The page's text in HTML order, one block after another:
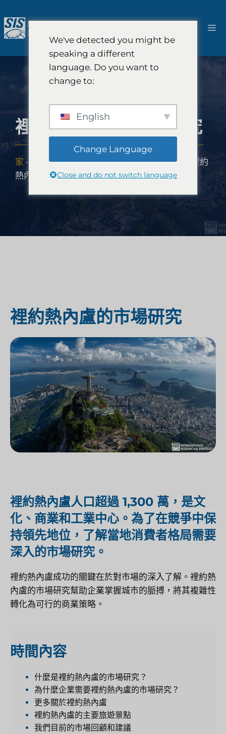
至
內
選
裡約熱內盧的市場研究
家 - 市場研究範圍-美洲-拉丁美洲市場研究
裡約
熱內盧的市場研究
裡約熱內盧的市場研究
裡約熱內盧人口超過 1,300 萬，是文
化、商業和工業中心。為了在競爭中保
持領先地位，了解當地消費者格局需要
深入的市場研究。
裡約熱內盧成功的關鍵在於對市場的深入了解。裡約熱
內盧的市場研究幫助企業掌握城市的脈搏，將其複雜性
轉化為可行的商業策略。
時間 內容
什麼是裡約熱內盧的市場研究？
為什麼企業需要裡約熱內盧的市場研究？
更多關於裡約熱內盧
裡約熱內盧的主要旅遊景點
我們目前的市場回顧和建議
We've detected you might be
speaking a different
language. Do you want to
change to:
English
Change Language
Close and do not switch language